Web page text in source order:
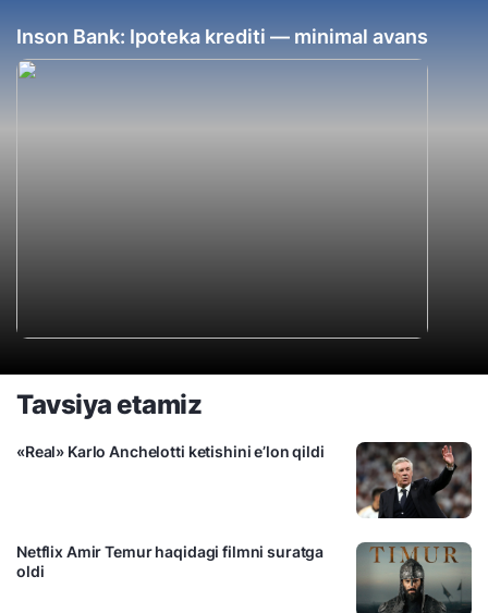
Inson Bank: Ipoteka krediti — minimal avans
Tavsiya etamiz
«Real» Karlo Anchelotti ketishini e’lon qildi
Netflix Amir Temur haqidagi filmni suratga
oldi